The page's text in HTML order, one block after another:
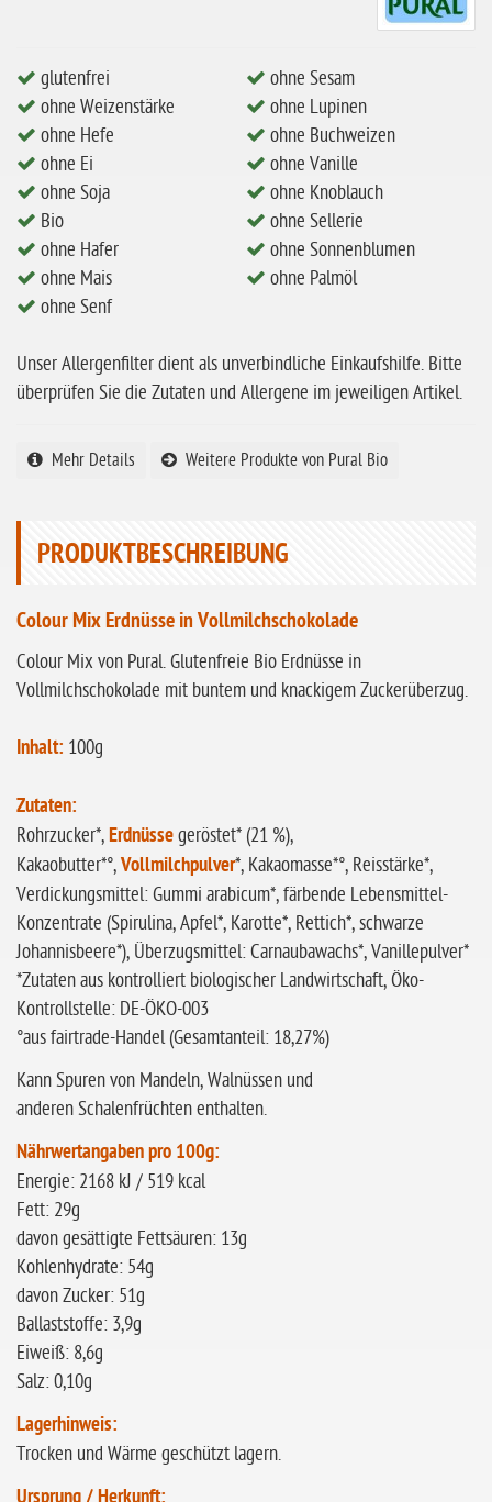
ohne Hafer
ohne Zuckerzusatz
ohne Reis
ohne Mais
ohne Senf
ohne Sesam
ohne Guarkernmehl
ohne Vanille
ohne
ohne Palmöl
glutenfrei
ohne Weizenstärke
ohne Hefe
ohne Ei
ohne Soja
Bio
ohne Hafer
ohne Mais
ohne Senf
ohne Sesam
ohne Lupinen
ohne Buchweizen
ohne Vanille
ohne Knoblauch
ohne Sellerie
ohne Sonnenblumen
ohne Palmöl
Unser Allergenfilter dient als unverbindliche Einkaufshilfe. Bitte
überprüfen Sie die Zutaten und Allergene im jeweiligen Artikel.
Mehr Details Weitere Produkte von Pural Bio
PRODUKTBESCHREIBUNG
Colour Mix Erdnüsse in Vollmilchschokolade
Colour Mix von Pural. Glutenfreie Bio Erdnüsse in
Vollmilchschokolade mit buntem und knackigem Zuckerüberzug.
Inhalt: 100g
Zutaten:
Rohrzucker*,Erdnüssegeröstet* (21 %),
Kakaobutter*°,Vollmilchpulver*, Kakaomasse*°, Reisstärke*,
Verdickungsmittel: Gummi arabicum*, färbende Lebensmittel-
Konzentrate (Spirulina, Apfel*, Karotte*, Rettich*, schwarze
Johannisbeere*), Überzugsmittel: Carnaubawachs*, Vanillepulver*
*Zutaten aus kontrolliert biologischer Landwirtschaft, Öko-
Kontrollstelle: DE-ÖKO-003
°aus fairtrade-Handel (Gesamtanteil: 18,27%)
Kann Spuren von Mandeln, Walnüssen und
anderen Schalenfrüchten enthalten.
Nährwertangaben pro 100g:
Energie: 2168 kJ / 519 kcal
Fett: 29g
davon gesättigte Fettsäuren: 13g
Kohlenhydrate: 54g
davon Zucker: 51g
Ballaststoffe: 3,9g
Eiweiß: 8,6g
Salz: 0,10g
Lagerhinweis:
Trocken und Wärme geschützt lagern.